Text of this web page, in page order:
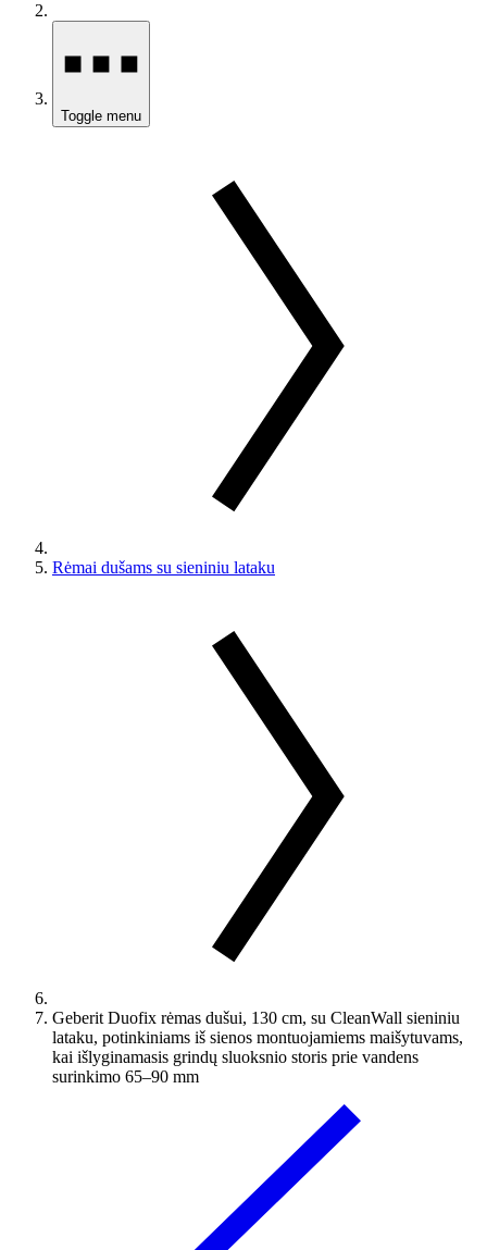
Toggle menu
Rėmai dušams su sieniniu lataku
Geberit Duofix rėmas dušui, 130 cm, su CleanWall sieniniu
lataku, potinkiniams iš sienos montuojamiems maišytuvams,
kai išlyginamasis grindų sluoksnio storis prie vandens
surinkimo 65–90 mm